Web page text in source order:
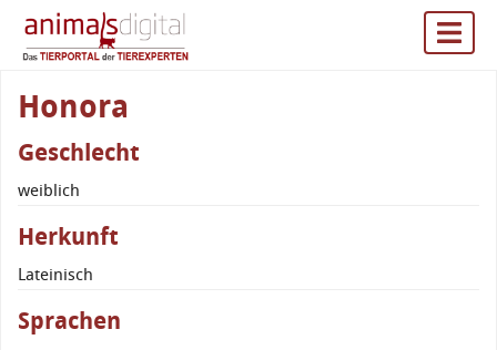
Honora
Geschlecht
weiblich
Herkunft
Lateinisch
Sprachen